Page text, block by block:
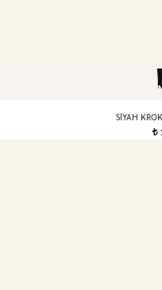
SIYAH
t